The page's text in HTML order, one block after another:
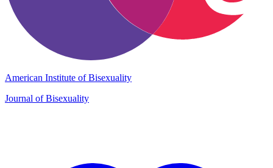
American Institute of Bisexuality
Journal of Bisexuality